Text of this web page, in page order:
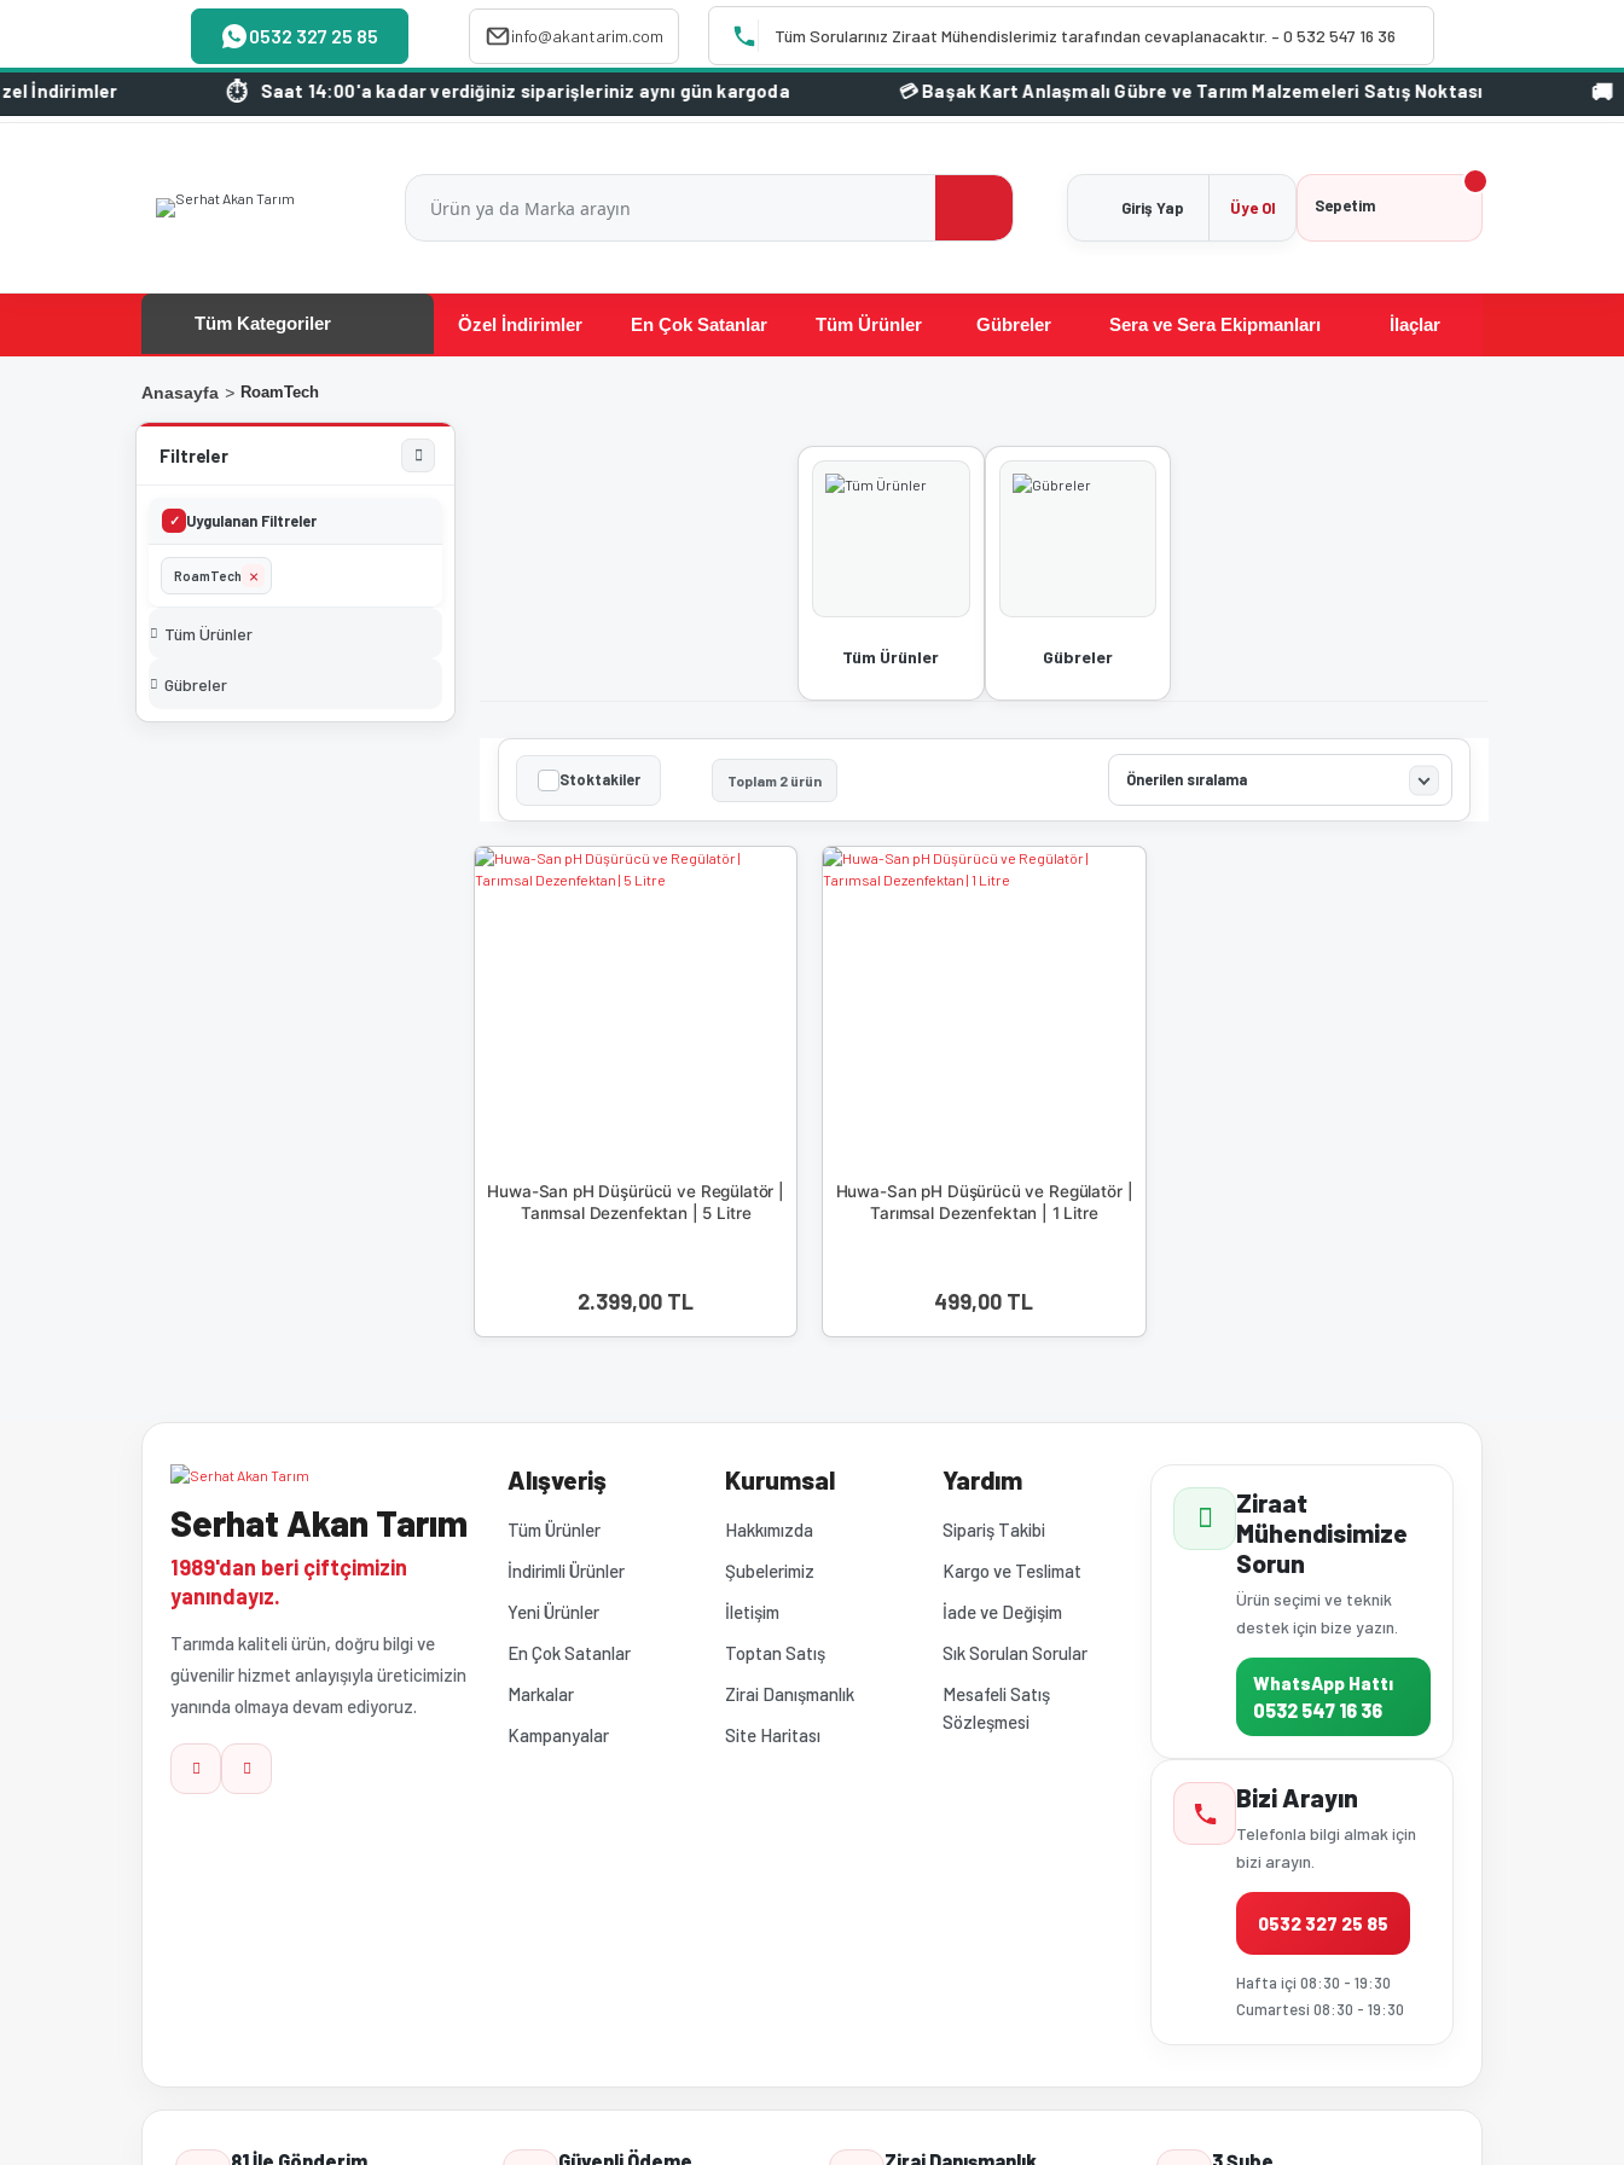
0532 327 25 85 info@akantarim.com Tüm Sorularınız Ziraat Mühendislerimiz tarafından cevaplanacaktır. – 0 532 547 16 36
Saat 14:00'a kadar verdiğiniz siparişleriniz aynı gün kargoda 1000
Giriş Yap Üye Ol Sepetim
Tüm Kategoriler Özel İndirimler En Çok Satanlar Tüm Ürünler Gübreler Sera ve Sera Ekipmanları İlaçlar
Anasayfa RoamTech
RoamTech
Tüm Ürünler
Gübreler
Tüm Ürünler Gübreler
Stoktakiler Toplam 2 ürün Önerilen sıralama
Huwa-San pH Düşürücü ve Regülatör |
Tarımsal Dezenfektan | 5 Litre
2.399,00 TL
Huwa-San pH Düşürücü ve Regülatör |
Tarımsal Dezenfektan | 1 Litre
499,00 TL
Serhat Akan Tarım
1989'dan beri çiftçimizin
yanındayız.
Tarımda kaliteli ürün, doğru bilgi ve
güvenilir hizmet anlayışıyla üreticimizin
yanında olmaya devam ediyoruz.
Alışveriş
Tüm Ürünler
İndirimli Ürünler
Yeni Ürünler
En Çok Satanlar
Markalar
Kampanyalar
Kurumsal
Hakkımızda
Şubelerimiz
İletişim
Toptan Satış
Zirai Danışmanlık
Site Haritası
Yardım
Sipariş Takibi
Kargo ve Teslimat
İade ve Değişim
Sık Sorulan Sorular
Mesafeli Satış
Sözleşmesi
Ziraat
Mühendisimize
Sorun
Ürün seçimi ve teknik
destek için bize yazın.
WhatsApp Hattı
0532 547 16 36
Bizi Arayın
Telefonla bilgi almak için
bizi arayın.
0532 327 25 85
Hafta içi 08:30 - 19:30
Cumartesi 08:30 - 19:30